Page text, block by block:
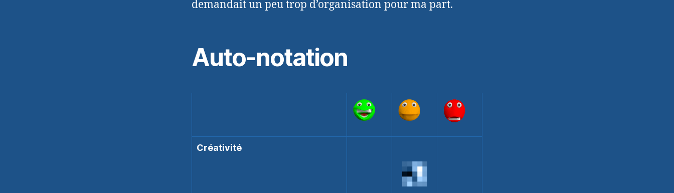
demandait un peu trop d’organisation pour ma part.
Auto-notation
Créativité